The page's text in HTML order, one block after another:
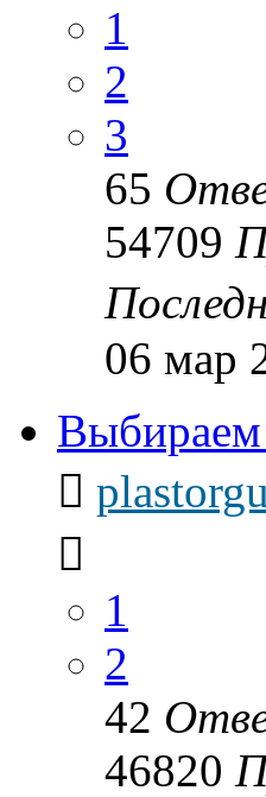
1
2
3
65
54709
06 мар
Выбираем
1
2
42
46820